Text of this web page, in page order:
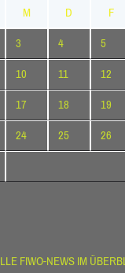
M D F
3 4 5
10 11 12
17 18 19
24 25 26
FIWO-NEWS IM